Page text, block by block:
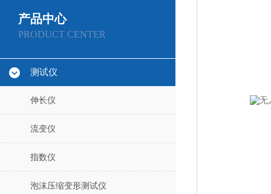
产品中心
PRODUCT CENTER
测试仪
伸长仪
流变仪
指数仪
泡沫压缩变形测试仪